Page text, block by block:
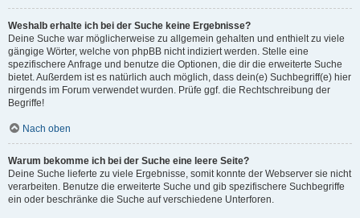
Weshalb erhalte ich bei der Suche keine Ergebnisse?
Deine Suche war möglicherweise zu allgemein gehalten und enthielt zu viele
gängige Wörter, welche von phpBB nicht indiziert werden. Stelle eine
spezifischere Anfrage und benutze die Optionen, die dir die erweiterte Suche
bietet. Außerdem ist es natürlich auch möglich, dass dein(e) Suchbegriff(e) hier
nirgends im Forum verwendet wurden. Prüfe ggf. die Rechtschreibung der
Begriffe!
Nach oben
Warum bekomme ich bei der Suche eine leere Seite?
Deine Suche lieferte zu viele Ergebnisse, somit konnte der Webserver sie nicht
verarbeiten. Benutze die erweiterte Suche und gib spezifischere Suchbegriffe
ein oder beschränke die Suche auf verschiedene Unterforen.